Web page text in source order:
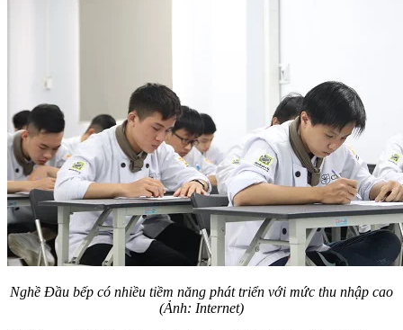
Nghề Đầu bếp có nhiều tiềm năng phát triển với mức thu nhập cao
(Ảnh: Internet)